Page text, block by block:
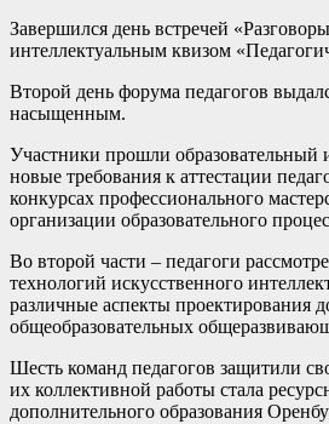
Завершился день встречей
интеллектуальным квизом
Второй день форума педагогов
насыщенным.
Участники прошли образовательный
новые требования к аттестации
конкурсах профессионального
организации образовательного
Во второй части – педагоги
технологий искусственного
различные аспекты проектирования
общеобразовательных
Шесть команд педагогов защитили
их коллективной работы стала
дополнительного образования